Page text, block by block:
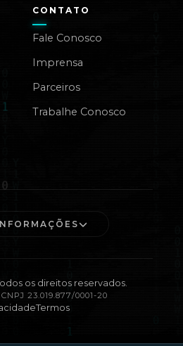
CONTATO
Fale Conosco
Imprensa
Parceiros
Trabalhe Conosco
os direitos reservados.
23.019.877/0001-20
Termos